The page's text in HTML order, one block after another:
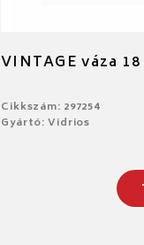
VINTAGE váza
Cikkszám: 297254
Gyártó: Vidrios